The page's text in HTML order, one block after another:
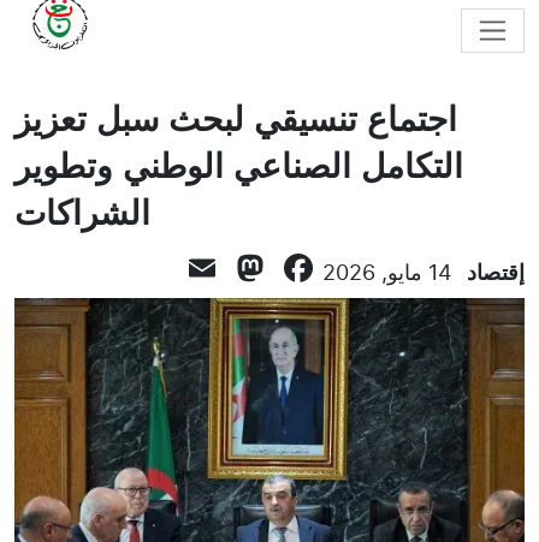
اجتماع تنسيقي لبحث سبل تعزيز
التكامل الصناعي الوطني وتطوير
الشراكات
إقتصاد 14 مايو, 2026 Facebook
Mastodon